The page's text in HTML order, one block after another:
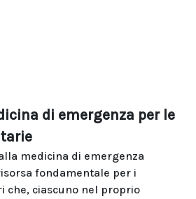
di emergenza per le
medicina di emergenza
fondamentale per i
che, ciascuno nel proprio